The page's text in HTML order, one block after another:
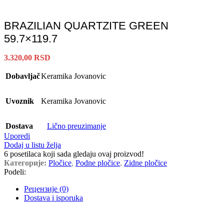
BRAZILIAN QUARTZITE GREEN
59.7×119.7
3.320,00 RSD
DobavljačKeramika Jovanovic
Uvoznik Keramika Jovanovic
Dostava
Lično preuzimanje
Uporedi
Dodaj u listu želja
6 posetilaca koji sada gledaju ovaj proizvod!
Категорије: Pločice, Podne pločice, Zidne pločice
Podeli:
Рецензије (0)
Dostava i isporuka